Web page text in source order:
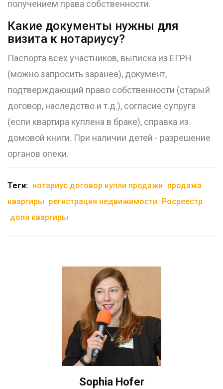
получением права собственности.
Какие документы нужны для
визита к нотариусу?
Паспорта всех участников, выписка из ЕГРН
(можно запросить заранее), документ,
подтверждающий право собственности (старый
договор, наследство и т.д.), согласие супруга
(если квартира куплена в браке), справка из
домовой книги. При наличии детей - разрешение
органов опеки.
Теги: нотариус договор купли продажи продажа
квартиры регистрация недвижимости
Росреестр
доля квартиры
Sophia Hofer